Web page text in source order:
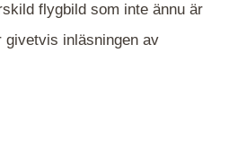
flygbild som inte ännu är
givetvis inläsningen av